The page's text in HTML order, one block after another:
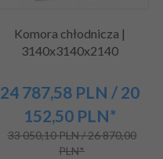
Komora chłodnicza |
3140x3140x2140
24 787,58 PLN / 20
152,50 PLN*
33 050,10 PLN / 26 870,00
PLN*